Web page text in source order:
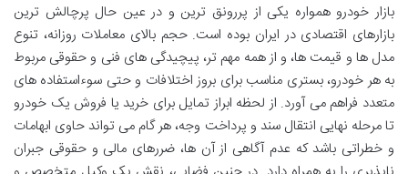
بازار خودرو همواره یکی از پررونق ترین و در عین حال پرچالش ترین
بازارهای اقتصادی در ایران بوده است. حجم بالای معاملات روزانه، تنوع
مدل ها و قیمت ها، و از همه مهم تر، پیچیدگی های فنی و حقوقی مربوط
به هر خودرو، بستری مناسب برای بروز اختلافات و حتی سوءاستفاده های
متعدد فراهم می آورد. از لحظه ابراز تمایل برای خرید یا فروش یک خودرو
تا مرحله نهایی انتقال سند و پرداخت وجه، هر گام می تواند حاوی ابهامات
و خطراتی باشد که عدم آگاهی از آن ها، ضررهای مالی و حقوقی جبران